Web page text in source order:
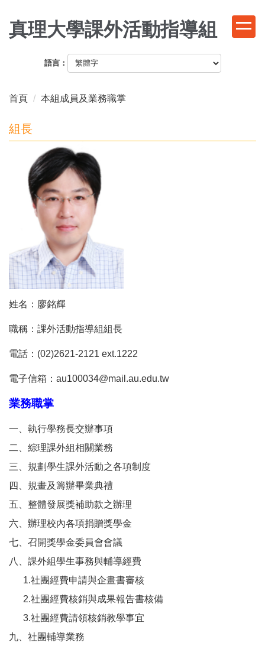
到
主
區
真理大學課外活動指導組
語言：
首頁 本組成員及業務職掌
組長
姓名：廖銘輝
職稱：課外活動指導組組長
電話：(02)2621-2121 ext.1222
電子信箱：au100034@mail.au.edu.tw
業務職掌
一、執行學務長交辦事項
二、綜理課外組相關業務
三、規劃學生課外活動之各項制度
四、規畫及籌辦畢業典禮
五、整體發展獎補助款之辦理
六、辦理校內各項捐贈獎學金
七、召開獎學金委員會會議
八、課外組學生事務與輔導經費
1.社團經費申請與企畫書審核
2.社團經費核銷與成果報告書核備
3.社團經費請領核銷教學事宜
九、社團輔導業務